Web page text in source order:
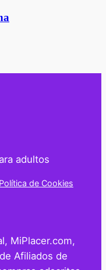
adultos
Política de Cookies
MiPlacer.com,
Afiliados de